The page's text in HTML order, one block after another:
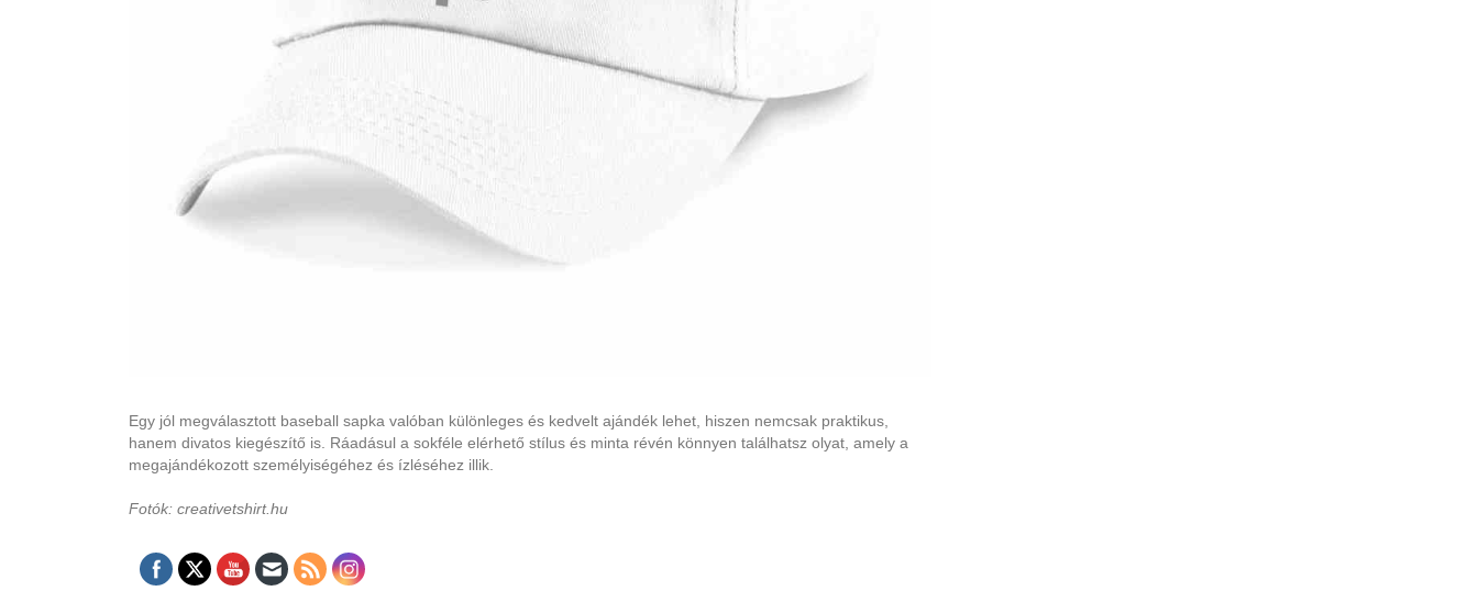
Egy jól megválasztott baseball sapka valóban különleges és kedvelt ajándék lehet, hiszen nemcsak praktikus,
hanem divatos kiegészítő is. Ráadásul a sokféle elérhető stílus és minta révén könnyen találhatsz olyat, amely a
megajándékozott személyiségéhez és ízléséhez illik.
Fotók: creativetshirt.hu